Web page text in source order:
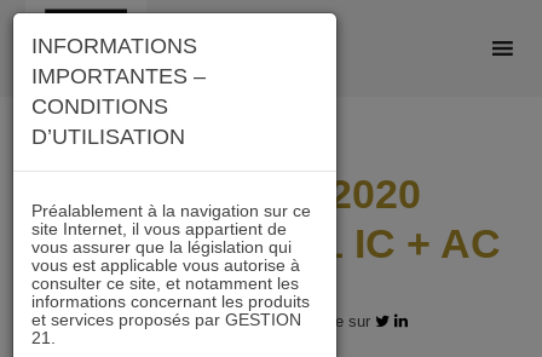
Skip
content
Lettre juin 2020
IMMOBILIER 21 IC + AC
10.08.2020 - Partagez l'article sur
INFORMATIONS
IMPORTANTES –
CONDITIONS
D’UTILISATION
Préalablement à la navigation sur ce
site Internet, il vous appartient de
vous assurer que la législation qui
vous est applicable vous autorise à
consulter ce site, et notamment les
informations concernant les produits
et services proposés par GESTION
21.